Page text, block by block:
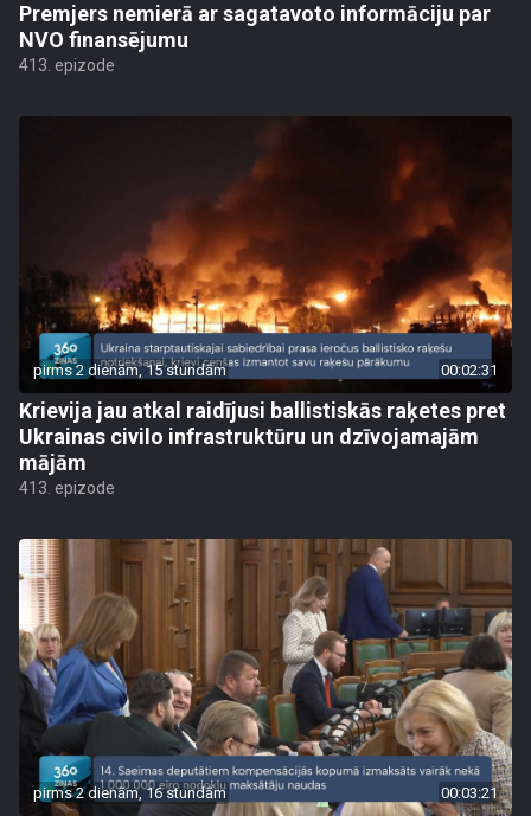
Premjers nemierā ar sagatavoto informāciju par
NVO finansējumu
413. epizode
pirms 2 dienām, 15 stundām 00:02:31
Krievija jau atkal raidījusi ballistiskās raķetes pret
Ukrainas civilo infrastruktūru un dzīvojamajām
mājām
413. epizode
pirms 2 dienām, 16 stundām 00:03:21